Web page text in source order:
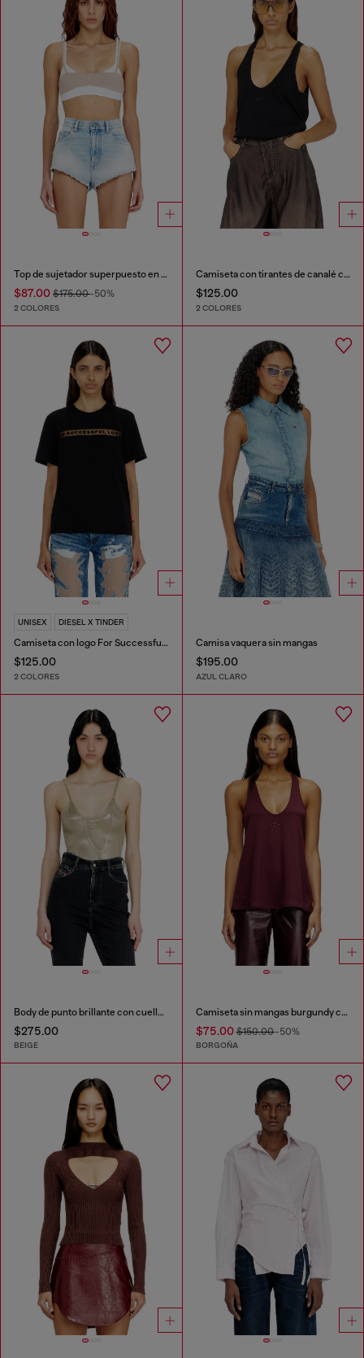
Top de sujetador superpuesto en punto acanalado
$87.00 $175.00-50%
2 COLORES
Camiseta con tirantes de canalé con Oval D
$125.00
2 COLORES
UNISEX DIESEL X TINDER
Camiseta con logo For Successful Loving
$125.00
2 COLORES
Camisa vaquera sin mangas
$195.00
AZUL CLARO
Body de punto brillante con cuello redondo
$275.00
BEIGE
Camiseta sin mangas burgundy con detalle Oval D
$75.00$150.00-50%
BORGOÑA